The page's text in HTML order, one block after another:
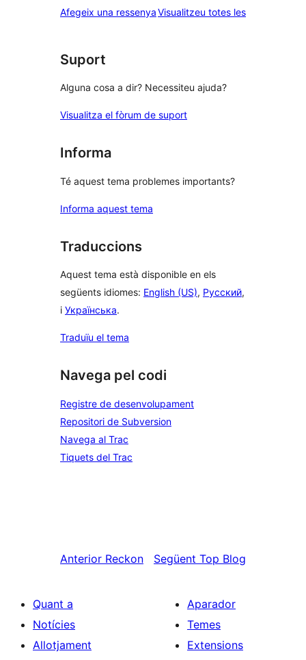
estrelles
de
Afegeix una ressenyaVisualitzeu totes lesressenyes
Suport
Alguna cosa a dir? Necessiteu ajuda?
Visualitza el fòrum de suport
Informa
Té aquest tema problemes importants?
Informa aquest tema
Traduccions
Aquest tema està disponible en els
següents idiomes: English (US), Русский,
i Українська.
Traduïu el tema
Navega pel codi
Registre de desenvolupament
Repositori de Subversion
Navega al Trac
Tiquets del Trac
Anterior Reckon Següent Top Blog
Quant a
Notícies
Allotjament
Aparador
Temes
Extensions